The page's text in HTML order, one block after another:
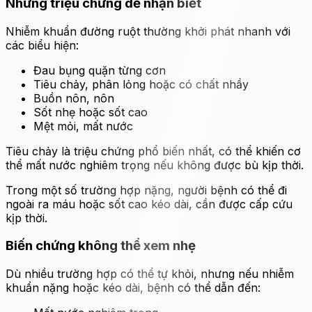
Nhiễm khuẩn đường ruột thường khởi phát nhanh với
các biểu hiện:
Đau bụng quặn từng cơn
Tiêu chảy, phân lỏng hoặc có chất nhầy
Buồn nôn, nôn
Sốt nhẹ hoặc sốt cao
Mệt mỏi, mất nước
Tiêu chảy là triệu chứng phổ biến nhất, có thể khiến cơ
thể mất nước nghiêm trọng nếu không được bù kịp thời.
Trong một số trường hợp nặng, người bệnh có thể đi
ngoài ra máu hoặc sốt cao kéo dài, cần được cấp cứu
kịp thời.
Biến chứng không thể xem nhẹ
Dù nhiều trường hợp có thể tự khỏi, nhưng nếu nhiễm
khuẩn nặng hoặc kéo dài, bệnh có thể dẫn đến: